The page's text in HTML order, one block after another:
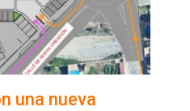
una nueva